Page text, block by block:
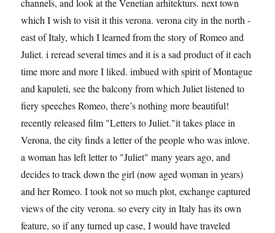
channels, and look at the Venetian arhitekturs. next town
which I wish to visit it this verona. verona city ​​in the north -
east of Italy, which I learned from the story of Romeo and
Juliet. i reread several times and it is a sad product of it each
time more and more I liked. imbued with spirit of Montague
and kapuleti, see the balcony from which Juliet listened to
fiery speeches Romeo, there’s nothing more beautiful!
recently released film "Letters to Juliet."it takes place in
Verona, the city finds a letter of the people who was inlove.
a woman has left letter to "Juliet" many years ago, and
decides to track down the girl (now aged woman in years)
and her Romeo. I took not so much plot, exchange captured
views of the city verona. so every city in Italy has its own
feature, so if any turned up case, I would have traveled